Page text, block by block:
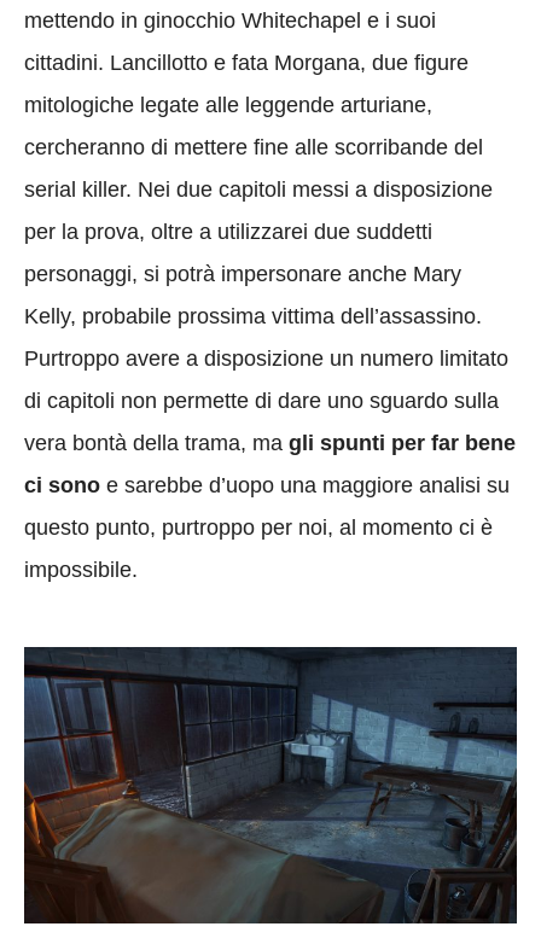
mettendo in ginocchio Whitechapel e i suoi
cittadini. Lancillotto e fata Morgana, due figure
mitologiche legate alle leggende arturiane,
cercheranno di mettere fine alle scorribande del
serial killer. Nei due capitoli messi a disposizione
per la prova, oltre a utilizzarei due suddetti
personaggi, si potrà impersonare anche Mary
Kelly, probabile prossima vittima dell’assassino.
Purtroppo avere a disposizione un numero limitato
di capitoli non permette di dare uno sguardo sulla
vera bontà della trama, ma gli spunti per far bene
ci sono e sarebbe d’uopo una maggiore analisi su
questo punto, purtroppo per noi, al momento ci è
impossibile.